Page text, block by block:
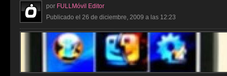
por FULLMóvil Editor
Publicado el 26 de diciembre, 2009 a las 12:23